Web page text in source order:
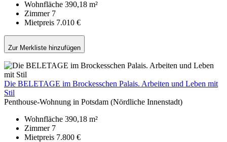
Wohnfläche 390,18 m²
Zimmer 7
Mietpreis 7.010 €
Zur Merkliste hinzufügen
Die BELETAGE im Brockesschen Palais. Arbeiten und Leben mit
Stil
Penthouse-Wohnung in Potsdam (Nördliche Innenstadt)
Wohnfläche 390,18 m²
Zimmer 7
Mietpreis 7.800 €